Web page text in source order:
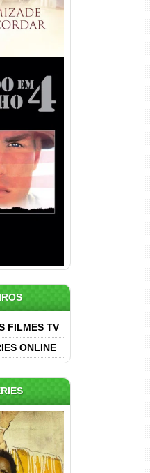
de Julho
DL 1080p
FILMES TV
ONLINE